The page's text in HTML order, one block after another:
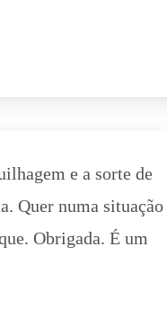
e a sorte de
Quer numa situação
Obrigada. É um